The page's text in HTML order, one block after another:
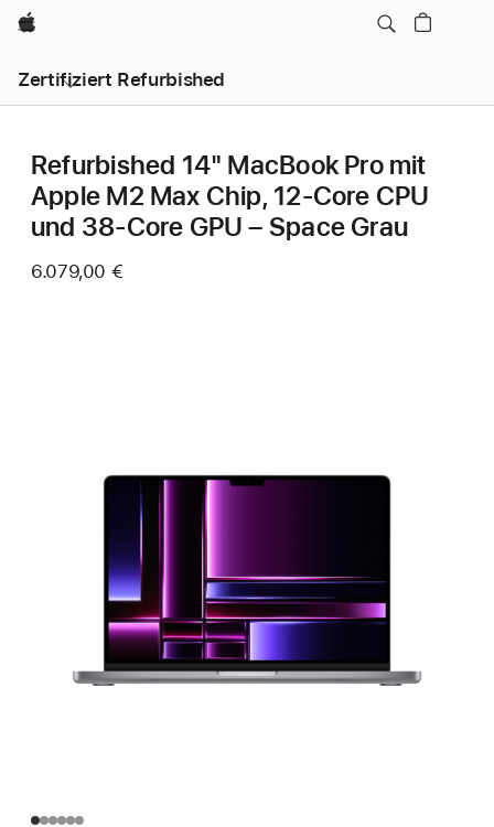
Apple
Zertifiziert Refurbished
Refurbished 14" MacBook Pro mit
Apple M2 Max Chip, 12‑Core CPU
und 38‑Core GPU – Space Grau
6.079,00 €